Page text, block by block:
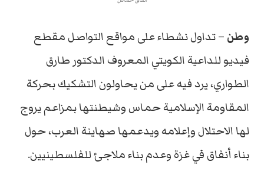
وطن – تداول نشطاء على مواقع التواصل مقطع
فيديو للداعية الكويتي المعروف الدكتور طارق
الطواري، يرد فيه على من يحاولون التشكيك بحركة
المقاومة الإسلامية حماس وشيطنتها بمزاعم يروج
لها الاحتلال وإعلامه ويدعمها صهاينة العرب، حول
بناء أنفاق في غزة وعدم بناء ملاجئ للفلسطينيين.